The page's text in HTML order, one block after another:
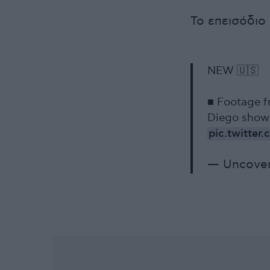
Το
NEW 🇺🇸
■ Footage
Diego
—